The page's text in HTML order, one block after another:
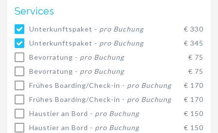
Services
Unterkunftspaket - pro Buchung
€ 330
Unterkunftspaket - pro Buchung
€ 345
Bevorratung - pro Buchung
€ 75
Bevorratung - pro Buchung
€ 75
Frühes Boarding/Check-in - pro Buchung
€ 170
Frühes Boarding/Check-in - pro Buchung
€ 170
Haustier an Bord - pro Buchung
€ 150
Haustier an Bord - pro Buchung
€ 150